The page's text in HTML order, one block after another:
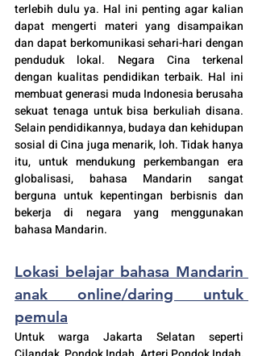
terlebih dulu ya. Hal ini penting agar kalian
dapat mengerti materi yang disampaikan
dan dapat berkomunikasi sehari-hari dengan
penduduk lokal. Negara Cina terkenal
dengan kualitas pendidikan terbaik. Hal ini
membuat generasi muda Indonesia berusaha
sekuat tenaga untuk bisa berkuliah disana.
Selain pendidikannya, budaya dan kehidupan
sosial di Cina juga menarik, loh. Tidak hanya
itu, untuk mendukung perkembangan era
globalisasi, bahasa Mandarin sangat
berguna untuk kepentingan berbisnis dan
bekerja di negara yang menggunakan
bahasa Mandarin.
Lokasi belajar bahasa Mandarin
anak online/daring untuk
pemula
Untuk warga Jakarta Selatan seperti